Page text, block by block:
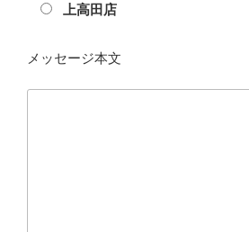
上高田店
メッセージ本文